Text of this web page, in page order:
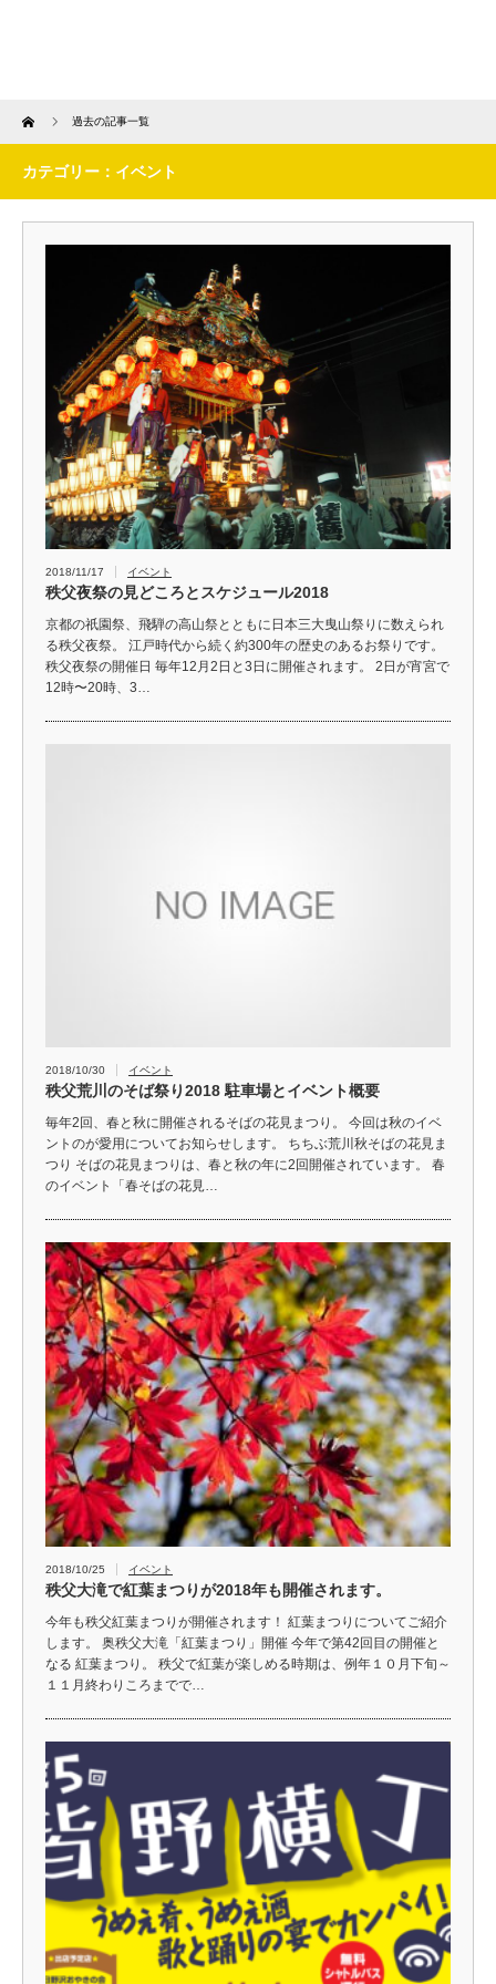
Home 過去の記事一覧
カテゴリー：イベント
2018/11/17 イベント
秩父夜祭の見どころとスケジュール2018
京都の祇園祭、飛騨の高山祭とともに日本三大曳山祭りに数えられ
る秩父夜祭。 江戸時代から続く約300年の歴史のあるお祭りです。
秩父夜祭の開催日 毎年12月2日と3日に開催されます。 2日が宵宮で
12時〜20時、3…
2018/10/30 イベント
秩父荒川のそば祭り2018 駐車場とイベント概要
毎年2回、春と秋に開催されるそばの花見まつり。 今回は秋のイベ
ントのが愛用についてお知らせします。 ちちぶ荒川秋そばの花見ま
つり そばの花見まつりは、春と秋の年に2回開催されています。 春
のイベント「春そばの花見…
2018/10/25 イベント
秩父大滝で紅葉まつりが2018年も開催されます。
今年も秩父紅葉まつりが開催されます！ 紅葉まつりについてご紹介
します。 奥秩父大滝「紅葉まつり」開催 今年で第42回目の開催と
なる 紅葉まつり。 秩父で紅葉が楽しめる時期は、例年１０月下旬～
１１月終わりころまでで…